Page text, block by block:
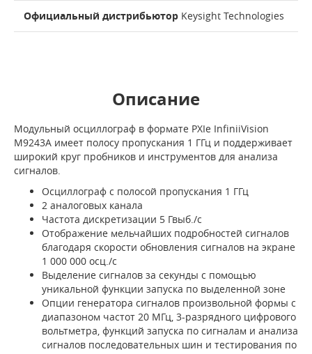
Официальный дистрибьютор Keysight Technologies
Описание
Модульный осциллограф в формате PXIe InfiniiVision
M9243A имеет полосу пропускания 1 ГГц и поддерживает
широкий круг пробников и инструментов для анализа
сигналов.
Осциллограф с полосой пропускания 1 ГГц
2 аналоговых канала
Частота дискретизации 5 Гвыб./с
Отображение мельчайших подробностей сигналов
благодаря скорости обновления сигналов на экране
1 000 000 осц./с
Выделение сигналов за секунды с помощью
уникальной функции запуска по выделенной зоне
Опции генератора сигналов произвольной формы с
диапазоном частот 20 МГц, 3-разрядного цифрового
вольтметра, функций запуска по сигналам и анализа
сигналов последовательных шин и тестирования по